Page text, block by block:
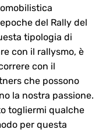
del Rally del
tipologia di
con il rallysmo, è
con il
che possono
la nostra passione.
togliermi qualche
per questa